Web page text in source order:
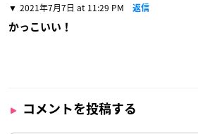
2021年7月7日 at 11:29 PM 返信
かっこいい！
コメントを投稿する